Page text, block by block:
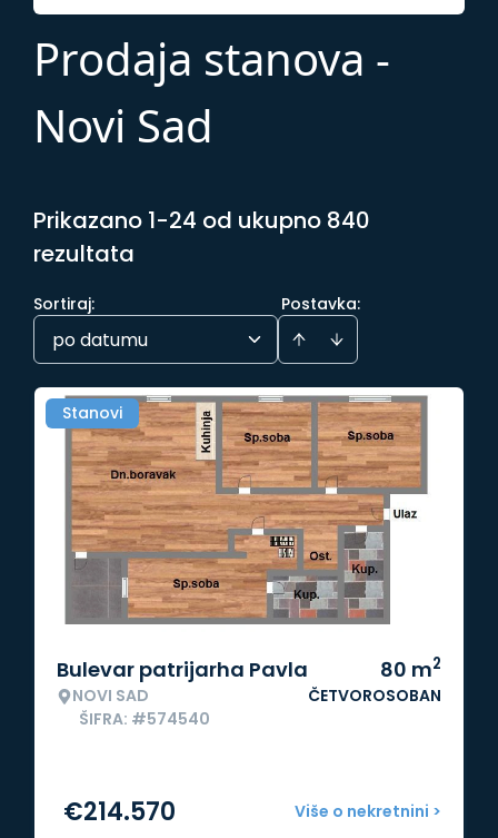
Prodaja stanova -
Novi Sad
Prikazano 1-24 od ukupno 840
rezultata
Postavka:
Sortiraj:
po datumu
Stanovi
Bulevar patrijarha Pavla
NOVI SAD
ŠIFRA: #574540
80 m2
ČETVOROSOBAN
Više o nekretnini >
€214.570